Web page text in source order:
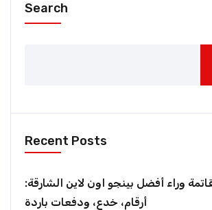
Search
Recent Posts
وراء أفضل بينجو اون لاين الشارقة:
أرقام، خدع، ودفعات باردة